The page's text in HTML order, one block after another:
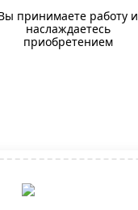
принимаете работу и
наслаждаетесь
приобретением